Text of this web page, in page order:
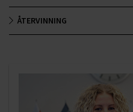
ÅTERVINNING